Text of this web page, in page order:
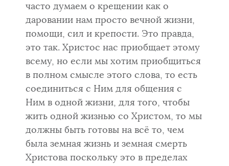
часто думаем о крещении как о
даровании нам просто вечной жизни,
помо­щи, сил и крепости. Это правда,
это так. Христос нас приобщает этому
всему, но если мы хотим приобщиться
в полном смысле этого слова, то есть
соединиться с Ним для общения с
Ним в одной жизни, для того, что­бы
жить одной жизнью со Христом, то мы
должны быть готовы на всё то, чем
была земная жизнь и земная смерть
Христова поскольку это в преде­лах